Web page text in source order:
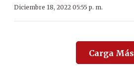
Diciembre 18, 2022 05:55 p. m.
Carga Más